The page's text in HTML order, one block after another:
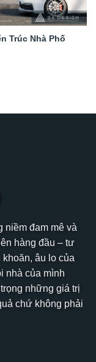
Trúc Nhà Phố
niềm đam mê và
hàng đầu – tư
âu lo của
nhà của mình
những giá trị
chứ không phải